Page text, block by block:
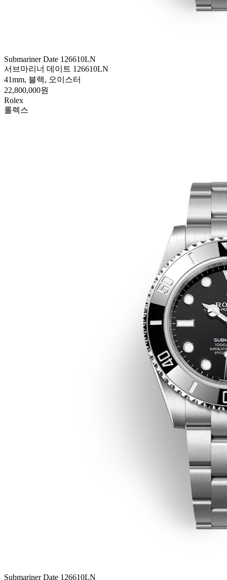
Submariner Date 126610LN
서브마리너 데이트 126610LN
41mm, 블랙, 오이스터
22,800,000원
Rolex
롤렉스
Submariner Date 126610LN